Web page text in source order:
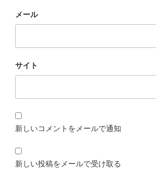
メール
サイト
新しいコメントをメールで通知
新しい投稿をメールで受け取る